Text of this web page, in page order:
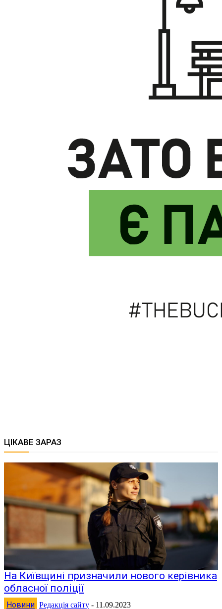
ЦІКАВЕ ЗАРАЗ
На Київщині призначили нового керівника
обласної поліції
Новини Редакція сайту - 11.09.2023